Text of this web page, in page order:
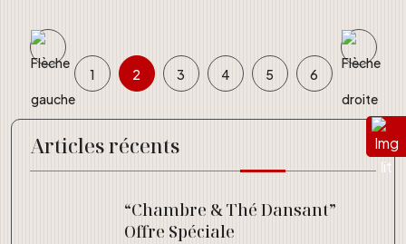
1 2 3 4 5 6
Articles récents
“Chambre & Thé Dansant”
Offre Spéciale